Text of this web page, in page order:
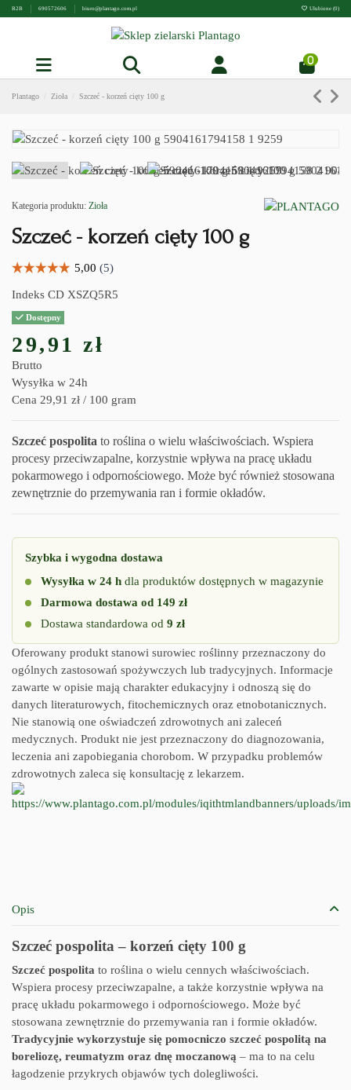
B2B 690572606 biuro@plantago.com.pl Ulubione (0)
0
Plantago Zioła Szczeć - korzeń cięty 100 g
Kategoria produktu: Zioła
Szczeć - korzeń cięty 100 g
Indeks CD XSZQ5R5
Dostępny
29,91 zł
Brutto
Wysyłka w 24h
Cena 29,91 zł / 100 gram
Szczeć pospolita to roślina o wielu właściwościach. Wspiera
procesy przeciwzapalne, korzystnie wpływa na pracę układu
pokarmowego i odpornościowego. Może być również stosowana
zewnętrznie do przemywania ran i formie okładów.
Szybka i wygodna dostawa
Wysyłka w 24 h dla produktów dostępnych w magazynie
Darmowa dostawa od 149 zł
Dostawa standardowa od 9 zł
Oferowany produkt stanowi surowiec roślinny przeznaczony do
ogólnych zastosowań spożywczych lub tradycyjnych. Informacje
zawarte w opisie mają charakter edukacyjny i odnoszą się do
danych literaturowych, fitochemicznych oraz etnobotanicznych.
Nie stanowią one oświadczeń zdrowotnych ani zaleceń
medycznych. Produkt nie jest przeznaczony do diagnozowania,
leczenia ani zapobiegania chorobom. W przypadku problemów
zdrowotnych zaleca się konsultację z lekarzem.
Opis
Szczeć pospolita – korzeń cięty 100 g
Szczeć pospolita to roślina o wielu cennych właściwościach.
Wspiera procesy przeciwzapalne, a także korzystnie wpływa na
pracę układu pokarmowego i odpornościowego. Może być
stosowana zewnętrznie do przemywania ran i formie okładów.
Tradycyjnie wykorzystuje się pomocniczo szczeć pospolitą na
boreliozę, reumatyzm oraz dnę moczanową – ma to na celu
łagodzenie przykrych objawów tych dolegliwości.